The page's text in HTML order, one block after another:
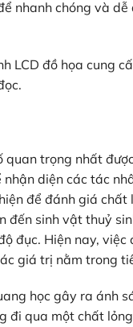
nhanh chóng và
LCD đồ họa cung
trọng nhất
diện các tác
để đánh giá
đến sinh vật thuỷ
đục. Hiện nay,
giá trị nằm trong
học gây ra ánh
đi qua một chất